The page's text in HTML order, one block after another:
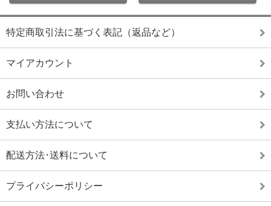
特定商取引法に基づく表記（返品など）
マイアカウント
お問い合わせ
支払い方法について
配送方法･送料について
プライバシーポリシー